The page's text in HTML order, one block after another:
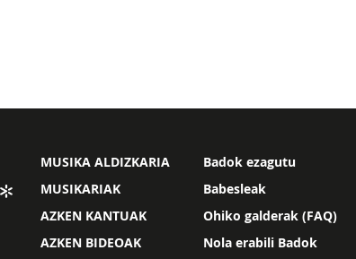
MUSIKA ALDIZKARIA
MUSIKARIAK
AZKEN KANTUAK
AZKEN BIDEOAK
Badok ezagutu
Babesleak
Ohiko galderak (FAQ)
Nola erabili Badok